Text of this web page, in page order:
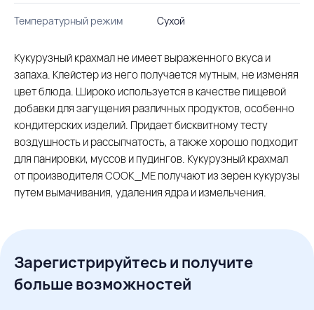
Температурный режим Сухой
Кукурузный крахмал не имеет выраженного вкуса и
запаха. Клейстер из него получается мутным, не изменяя
цвет блюда. Широко используется в качестве пищевой
добавки для загущения различных продуктов, особенно
кондитерских изделий. Придает бисквитному тесту
воздушность и рассыпчатость, а также хорошо подходит
для панировки, муссов и пудингов. Кукурузный крахмал
от производителя COOK_ME получают из зерен кукурузы
путем вымачивания, удаления ядра и измельчения.
Зарегистрируйтесь и получите
больше возможностей